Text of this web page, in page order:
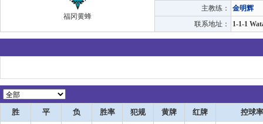
福冈黄蜂
主教练：
金明辉
联系地址：
1-1-1
胜 平 负 胜率 犯规 黄牌 红牌
控球率